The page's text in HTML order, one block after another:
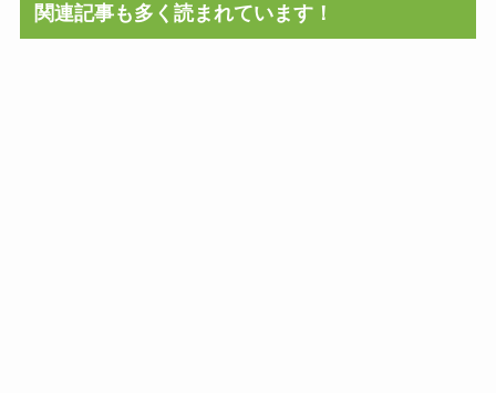
関連記事も多く読まれています！